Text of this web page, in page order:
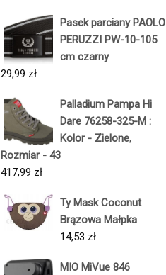
Pasek parciany PAOLO
PERUZZI PW-10-105
cm czarny
29,99 zł
Palladium Pampa Hi
Dare 76258-325-M :
Kolor - Zielone,
Rozmiar - 43
417,99 zł
Ty Mask Coconut
Brązowa Małpka
14,53 zł
MIO MiVue 846